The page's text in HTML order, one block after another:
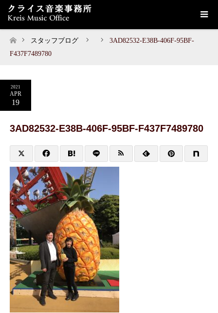
スタッフブログ
3AD82532-E38B-406F-95BF-
F437F7489780
2021
APR
19
3AD82532-E38B-406F-95BF-F437F7489780